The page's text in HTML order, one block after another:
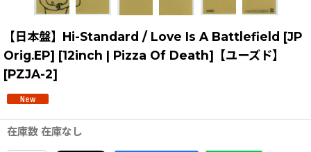
【日本盤】Hi-Standard / Love Is A Battlefield [JP
Orig.EP] [12inch | Pizza Of Death]【ユーズド】
[PZJA-2]
在庫数 在庫なし